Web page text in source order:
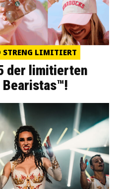
LIMITIERT
der limitierten